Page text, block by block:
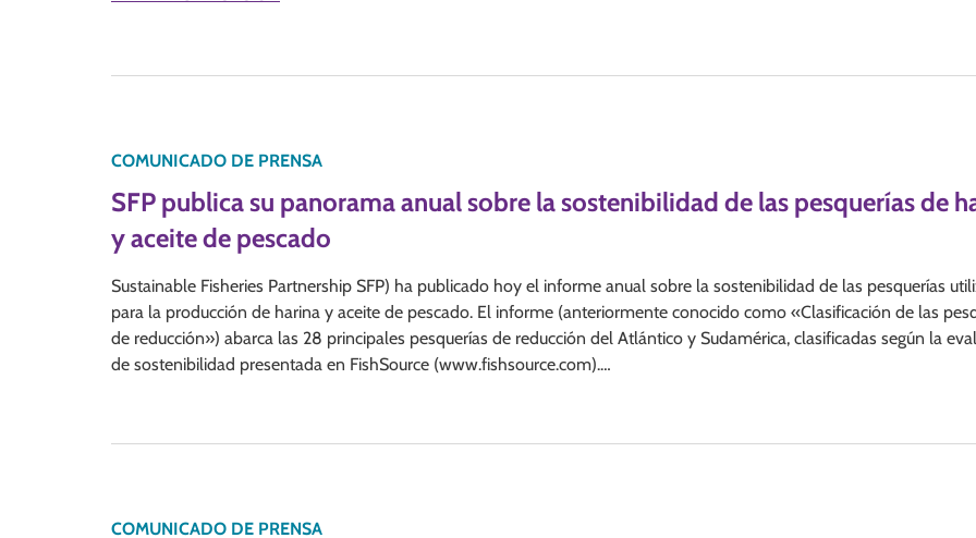
COMUNICADO DE PRENSA
SFP publica su panorama anual sobre la sostenibilidad de las pesquerías de
y aceite de pescado
Sustainable Fisheries Partnership SFP) ha publicado hoy el informe anual sobre la sostenibilidad de las pesquerías
para la producción de harina y aceite de pescado. El informe (anteriormente conocido como «Clasificación de las
de reducción») abarca las 28 principales pesquerías de reducción del Atlántico y Sudamérica, clasificadas según la
de sostenibilidad presentada en FishSource (www.fishsource.com).…
COMUNICADO DE PRENSA